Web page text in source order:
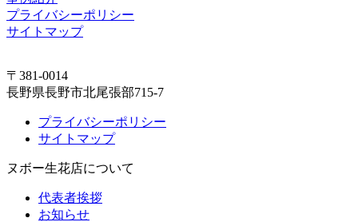
プライバシーポリシー
サイトマップ
〒381-0014
長野県長野市北尾張部715-7
プライバシーポリシー
サイトマップ
ヌボー生花店について
代表者挨拶
お知らせ